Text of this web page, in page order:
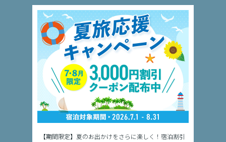
【期間限定】夏のお出かけをさらに楽しく！宿泊割引